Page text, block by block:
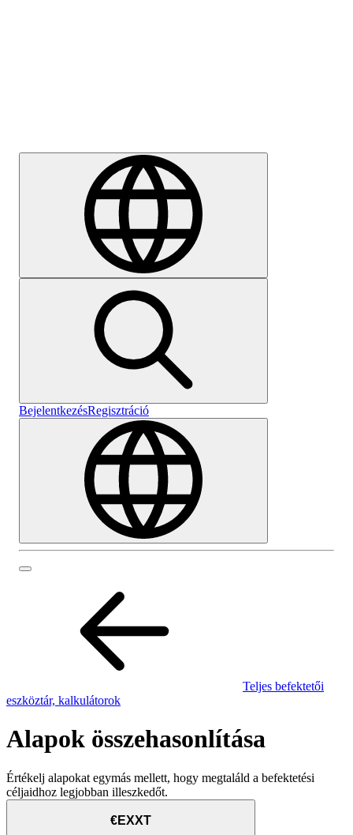
BejelentkezésRegisztráció
Teljes befektetői
eszköztár, kalkulátorok
Alapok összehasonlítása
Értékelj alapokat egymás mellett, hogy megtaláld a befektetési
céljaidhoz legjobban illeszkedőt.
€EXXT